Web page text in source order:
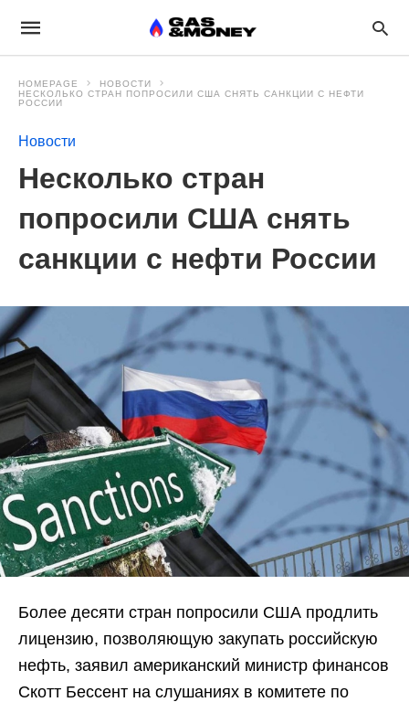
HOMEPAGE
НОВОСТИ
НЕСКОЛЬКО СТРАН ПОПРОСИЛИ США СНЯТЬ САНКЦИИ С НЕФТИ
РОССИИ
Новости
Несколько стран
попросили США снять
санкции с нефти России
Более десяти стран попросили США продлить
лицензию, позволяющую закупать российскую
нефть, заявил американский министр финансов
Скотт Бессент на слушаниях в комитете по